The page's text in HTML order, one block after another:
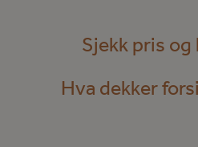
Sjekk pris og
Hva dekker